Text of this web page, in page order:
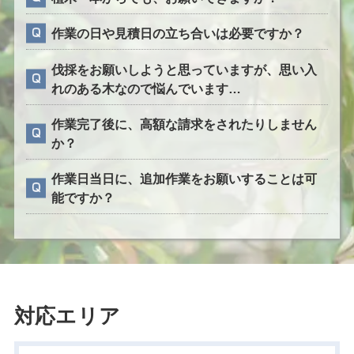
作業の日や見積日の立ち合いは必要ですか？
伐採をお願いしようと思っていますが、思い入
れのある木なので悩んでいます…
作業完了後に、高額な請求をされたりしません
か？
作業日当日に、追加作業をお願いすることは可
能ですか？
対応エリア